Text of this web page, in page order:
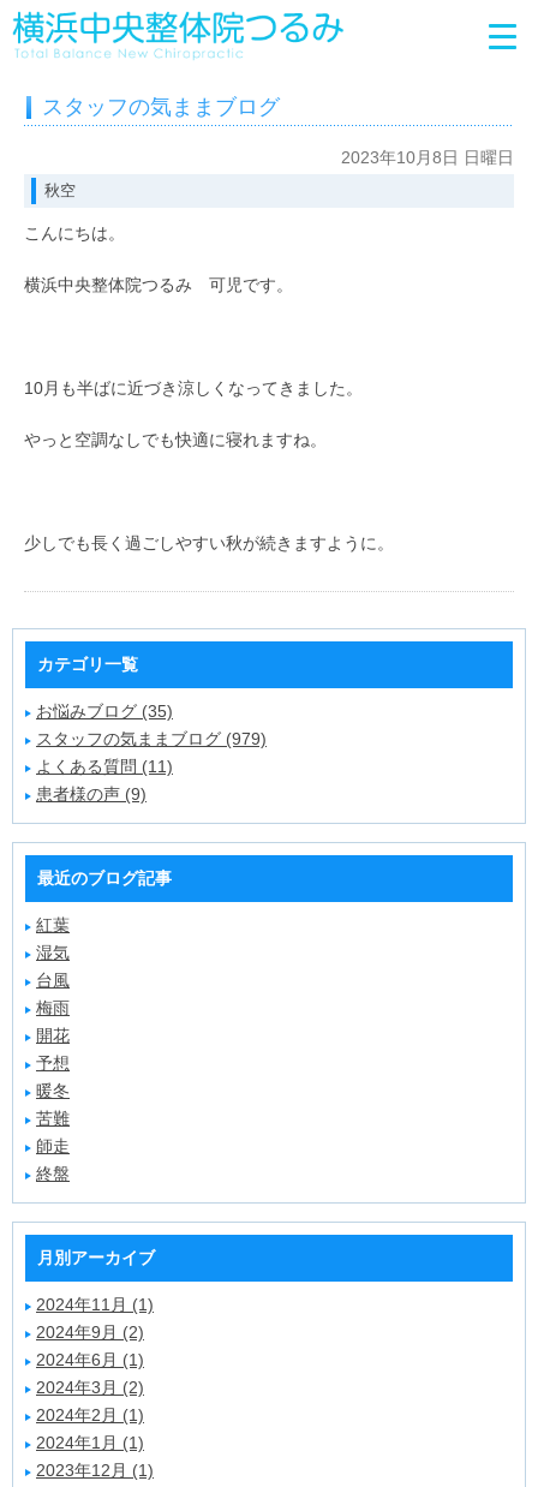
スタッフの気ままブログ
2023年10月8日 日曜日
秋空
こんにちは。
横浜中央整体院つるみ 可児です。
10月も半ばに近づき涼しくなってきました。
やっと空調なしでも快適に寝れますね。
少しでも長く過ごしやすい秋が続きますように。
カテゴリ一覧
お悩みブログ (35)
スタッフの気ままブログ (979)
よくある質問 (11)
患者様の声 (9)
最近のブログ記事
紅葉
湿気
台風
梅雨
開花
予想
暖冬
苦難
師走
終盤
月別アーカイブ
2024年11月 (1)
2024年9月 (2)
2024年6月 (1)
2024年3月 (2)
2024年2月 (1)
2024年1月 (1)
2023年12月 (1)